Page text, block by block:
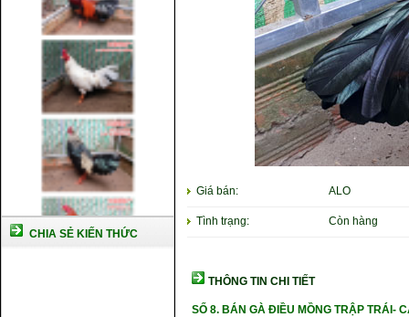
CHIA SẺ KIẾN THỨC
Giá bán: ALO
Tình trạng: Còn hàng
THÔNG TIN CHI TIẾT
SỐ 8.BÁN GÀ ĐIỀU MỒNG TRẬP TRÁI-